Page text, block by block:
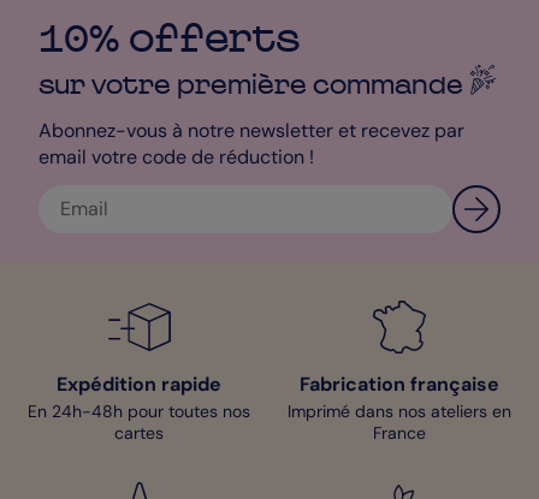
10% offerts
sur votre première commande
Abonnez-vous à notre newsletter et recevez par
email votre code de réduction !
Expédition rapide
En 24h-48h pour toutes nos
cartes
Fabrication française
Imprimé dans nos ateliers en
France